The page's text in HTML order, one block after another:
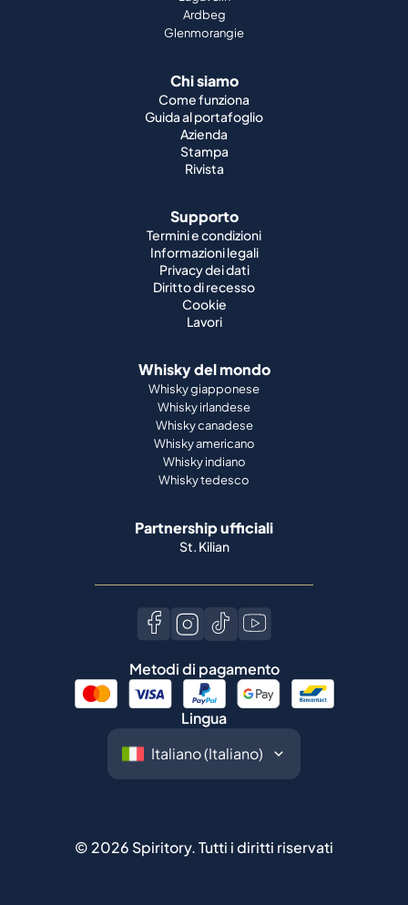
Ardbeg
Glenmorangie
Chi siamo
Come funziona
Guida al portafoglio
Azienda
Stampa
Rivista
Supporto
Termini e condizioni
Informazioni legali
Privacy dei dati
Diritto di recesso
Cookie
Lavori
Whisky del mondo
Whisky giapponese
Whisky irlandese
Whisky canadese
Whisky americano
Whisky indiano
Whisky tedesco
Partnership ufficiali
St. Kilian
Metodi di pagamento
Lingua
© 2026 Spiritory.Tutti i diritti riservati